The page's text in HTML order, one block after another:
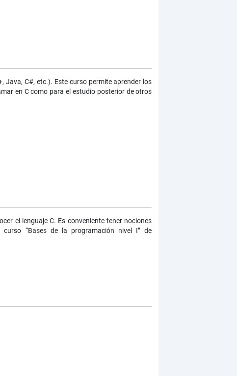
Java, C#, etc.). Este curso permite aprender los
en C como para el estudio posterior de otros
el lenguaje C. Es conveniente tener nociones
“Bases de la programación nivel I” de